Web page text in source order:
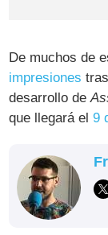
De muchos de
impresiones
desarrollo de
que llegará el9